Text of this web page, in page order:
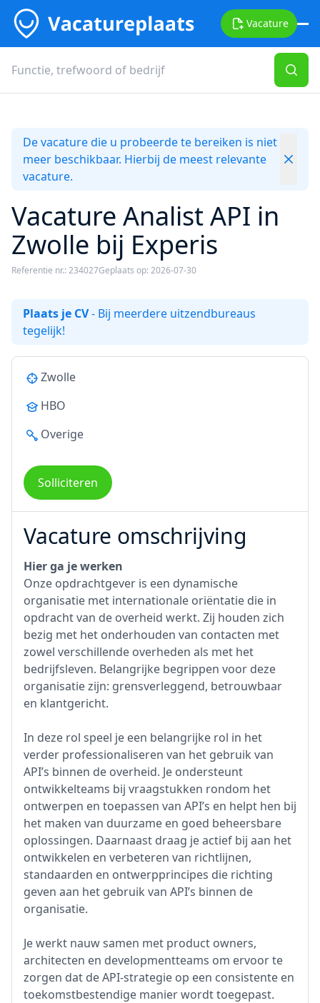
Vacature
De vacature die u probeerde te bereiken is niet
meer beschikbaar. Hierbij de meest relevante
vacature.
Vacature Analist API in
Zwolle bij Experis
Referentie nr.: 234027Geplaats op: 2026-07-30
Plaats je CV- Bij meerdere uitzendbureaus
tegelijk!
Zwolle
HBO
Overige
Solliciteren
Vacature omschrijving
Hier ga je werken
Onze opdrachtgever is een dynamische
organisatie met internationale oriëntatie die in
opdracht van de overheid werkt. Zij houden zich
bezig met het onderhouden van contacten met
zowel verschillende overheden als met het
bedrijfsleven. Belangrijke begrippen voor deze
organisatie zijn: grensverleggend, betrouwbaar
en klantgericht.
In deze rol speel je een belangrijke rol in het
verder professionaliseren van het gebruik van
API’s binnen de overheid. Je ondersteunt
ontwikkelteams bij vraagstukken rondom het
ontwerpen en toepassen van API’s en helpt hen bij
het maken van duurzame en goed beheersbare
oplossingen. Daarnaast draag je actief bij aan het
ontwikkelen en verbeteren van richtlijnen,
standaarden en ontwerpprincipes die richting
geven aan het gebruik van API’s binnen de
organisatie.
Je werkt nauw samen met product owners,
architecten en developmentteams om ervoor te
zorgen dat de API-strategie op een consistente en
toekomstbestendige manier wordt toegepast.